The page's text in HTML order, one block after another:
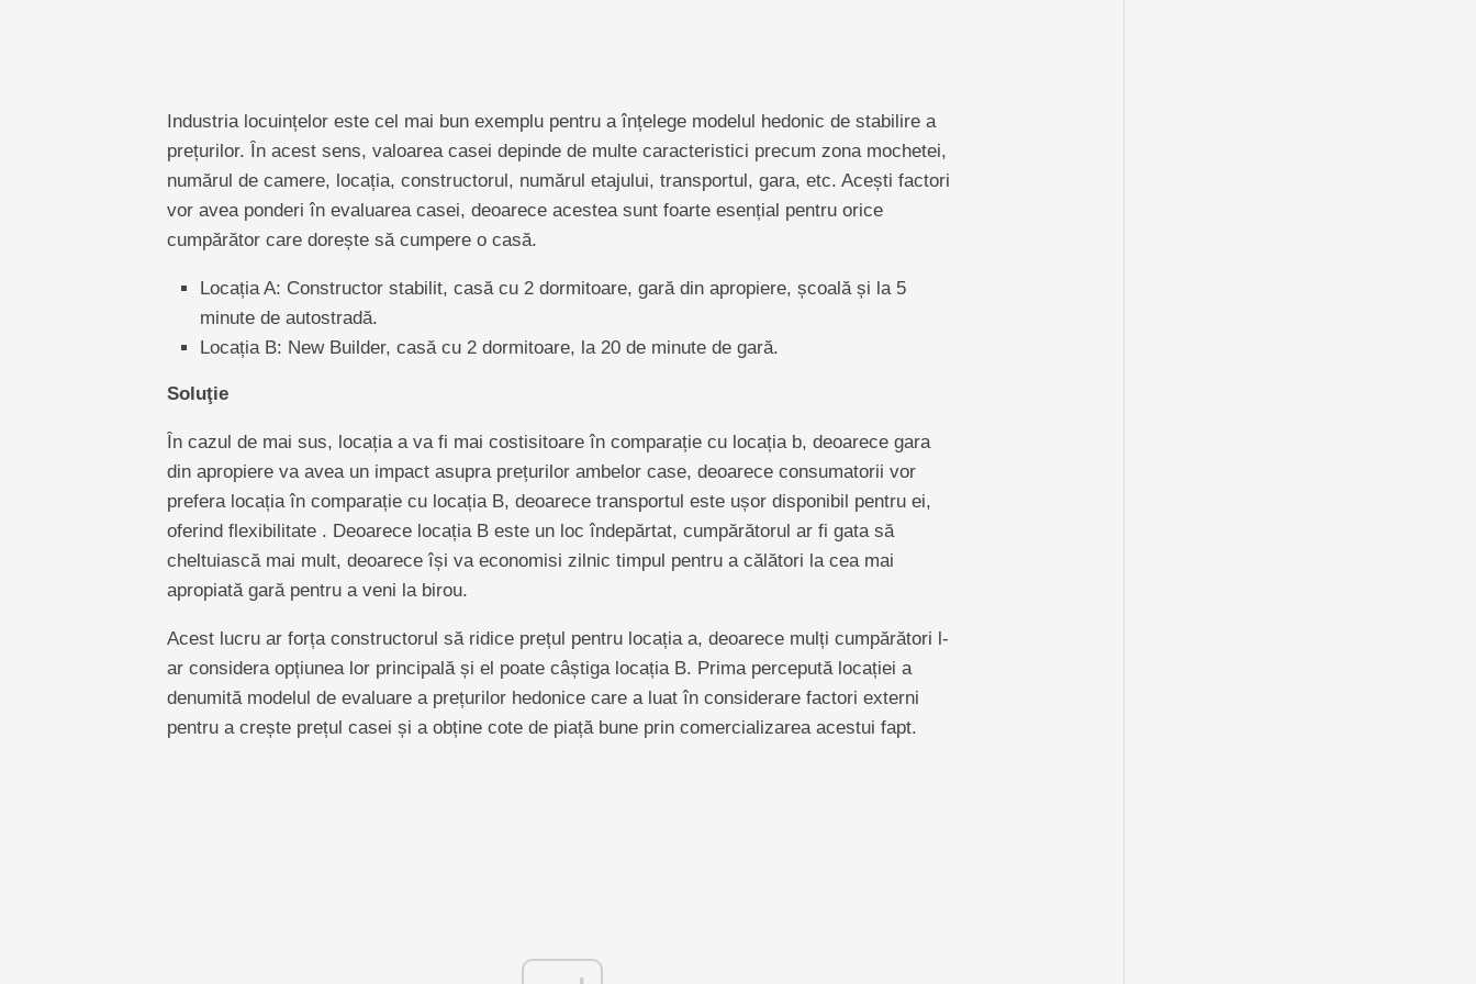
Industria locuințelor este cel mai bun exemplu pentru a înțelege modelul hedonic de stabilire a
prețurilor. În acest sens, valoarea casei depinde de multe caracteristici precum zona mochetei,
numărul de camere, locația, constructorul, numărul etajului, transportul, gara, etc. Acești factori
vor avea ponderi în evaluarea casei, deoarece acestea sunt foarte esențial pentru orice
cumpărător care dorește să cumpere o casă.
Locația A: Constructor stabilit, casă cu 2 dormitoare, gară din apropiere, școală și la 5
minute de autostradă.
Locația B: New Builder, casă cu 2 dormitoare, la 20 de minute de gară.
Soluţie
În cazul de mai sus, locația a va fi mai costisitoare în comparație cu locația b, deoarece gara
din apropiere va avea un impact asupra prețurilor ambelor case, deoarece consumatorii vor
prefera locația în comparație cu locația B, deoarece transportul este ușor disponibil pentru ei,
oferind flexibilitate . Deoarece locația B este un loc îndepărtat, cumpărătorul ar fi gata să
cheltuiască mai mult, deoarece își va economisi zilnic timpul pentru a călători la cea mai
apropiată gară pentru a veni la birou.
Acest lucru ar forța constructorul să ridice prețul pentru locația a, deoarece mulți cumpărători l-
ar considera opțiunea lor principală și el poate câștiga locația B. Prima percepută locației a
denumită modelul de evaluare a prețurilor hedonice care a luat în considerare factori externi
pentru a crește prețul casei și a obține cote de piață bune prin comercializarea acestui fapt.